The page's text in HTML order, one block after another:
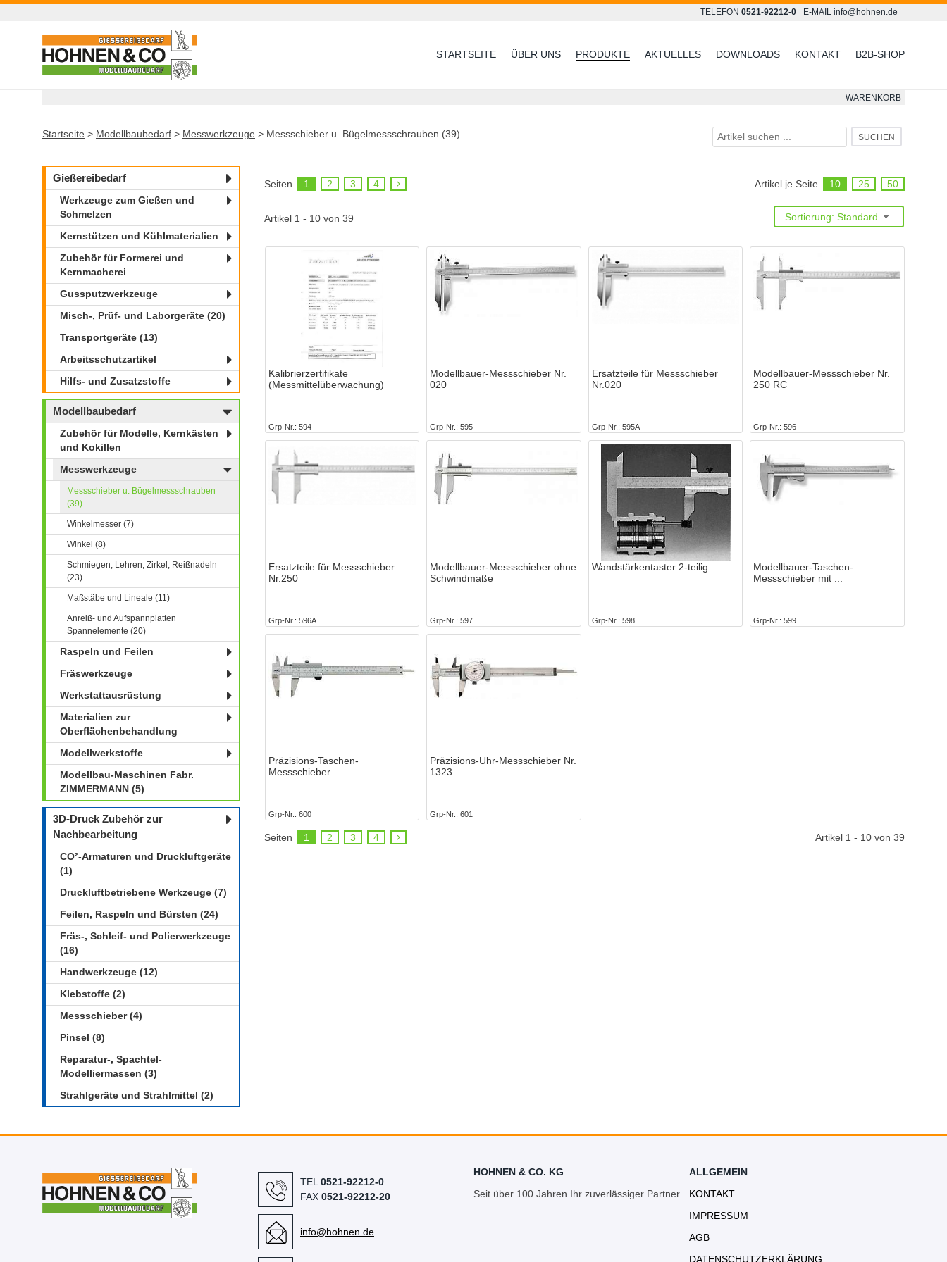
E-MAIL info@hohnen.de
TELEFON 0521-92212-0
B2B-SHOP
KONTAKT
DOWNLOADS
AKTUELLES
PRODUKTE
ÜBER UNS
STARTSEITE
WARENKORB
Startseite > Modellbaubedarf > Messwerkzeuge > Messschieber u. Bügelmessschrauben (39) SUCHEN
Gießereibedarf
Werkzeuge zum Gießen und
Schmelzen
Kernstützen und Kühlmaterialien
Zubehör für Formerei und
Kernmacherei
Gussputzwerkzeuge
Misch-, Prüf- und Laborgeräte (20)
Transportgeräte (13)
Arbeitsschutzartikel
Hilfs- und Zusatzstoffe
Modellbaubedarf
Zubehör für Modelle, Kernkästen
und Kokillen
Messwerkzeuge
Messschieber u. Bügelmessschrauben
(39)
Winkelmesser (7)
Winkel (8)
Schmiegen, Lehren, Zirkel, Reißnadeln
(23)
Maßstäbe und Lineale (11)
Anreiß- und Aufspannplatten
Spannelemente (20)
Raspeln und Feilen
Fräswerkzeuge
Werkstattausrüstung
Materialien zur
Oberflächenbehandlung
Modellwerkstoffe
Modellbau-Maschinen Fabr.
ZIMMERMANN (5)
3D-Druck Zubehör zur
Nachbearbeitung
CO²-Armaturen und Druckluftgeräte
(1)
Druckluftbetriebene Werkzeuge (7)
Feilen, Raspeln und Bürsten (24)
Fräs-, Schleif- und Polierwerkzeuge
(16)
Handwerkzeuge (12)
Klebstoffe (2)
Messschieber (4)
Pinsel (8)
Reparatur-, Spachtel-
Modelliermassen (3)
Strahlgeräte und Strahlmittel (2)
Seiten 1 2 3 4 Artikel je Seite 10 25 50
Artikel 1 - 10 von 39 Sortierung: Standard
Kalibrierzertifikate
(Messmittelüberwachung)
Grp-Nr. 594
Modellbauer-Messschieber Nr.
020
Grp-Nr. 595
Ersatzteile für Messschieber
Nr.020
Grp-Nr. 595A
Modellbauer-Messschieber Nr.
250 RC
Grp-Nr. 596
Ersatzteile für Messschieber
Nr.250
Grp-Nr. 596A
Modellbauer-Messschieber ohne
Schwindmaße
Grp-Nr. 597
Wandstärkentaster 2-teilig
Grp-Nr. 598
Modellbauer-Taschen-
Messschieber mit
Grp-Nr. 599
Präzisions-Taschen-
Messschieber
Grp-Nr. 600
Präzisions-Uhr-Messschieber Nr.
1323
Grp-Nr. 601
Seiten 1 2 3 4 Artikel 1 - 10 von 39
TEL 0521-92212-0
FAX 0521-92212-20
info@hohnen.de
HOHNEN & CO. KG
Seit über 100 Jahren Ihr zuverlässiger Partner.
ALLGEMEIN
KONTAKT
IMPRESSUM
AGB
DATENSCHUTZERKLÄRUNG